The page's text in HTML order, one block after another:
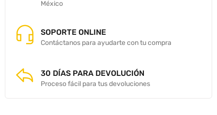
México
SOPORTE ONLINE
Contáctanos para ayudarte con tu compra
30 DÍAS PARA DEVOLUCIÓN
Proceso fácil para tus devoluciones